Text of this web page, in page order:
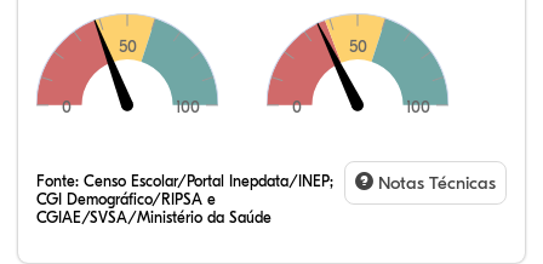
0
50
100 0
50
100
Fonte: Censo Escolar/Portal Inepdata/INEP;
CGI Demográfico/RIPSA e
CGIAE/SVSA/Ministério da Saúde
Notas Técnicas